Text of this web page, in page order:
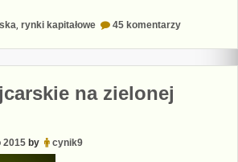
, rynki kapitałowe 45 komentarzydo
w
na zielonej
2015 by cynik9